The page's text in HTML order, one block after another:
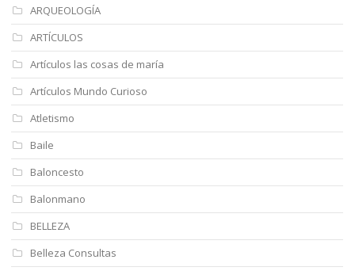
ARQUEOLOGÍA
ARTÍCULOS
Artículos las cosas de maría
Artículos Mundo Curioso
Atletismo
Baile
Baloncesto
Balonmano
BELLEZA
Belleza Consultas